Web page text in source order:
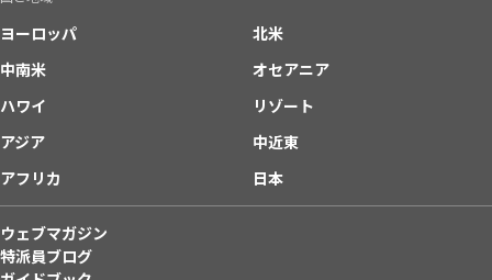
ヨーロッパ
北米
中南米
オセアニア
ハワイ
リゾート
アジア
中近東
アフリカ
日本
ウェブマガジン
特派員ブログ